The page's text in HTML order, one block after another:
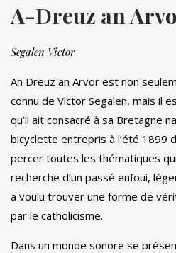
A-Dreuz an
Segalen Victor
An Dreuz an Arvor est non
connu de Victor Segalen, mais il
qu’il ait consacré à sa Bretagne
bicyclette entrepris à l’été 1899
percer toutes les thématiques
recherche d’un passé enfoui,
a voulu trouver une forme de
par le catholicisme.
Dans un monde sonore se